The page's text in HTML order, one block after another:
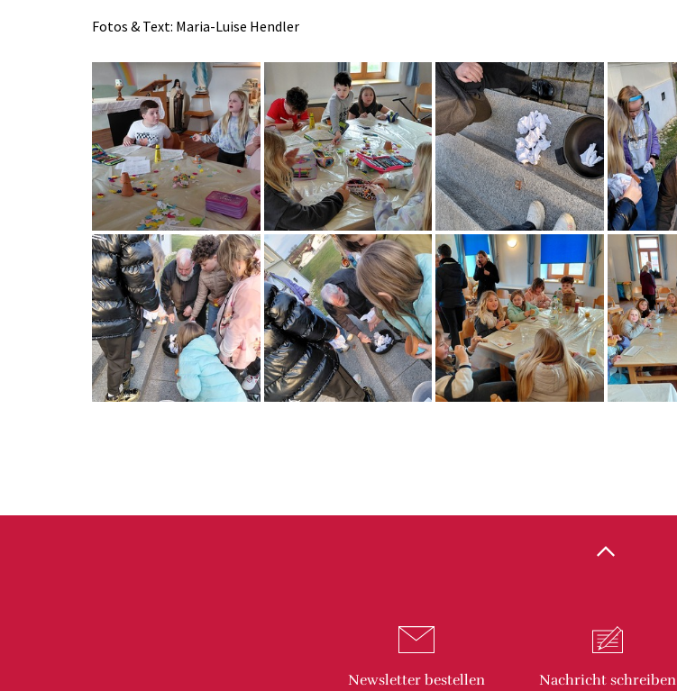
Fotos & Text: Maria-Luise Hendler
Newsletter bestellen Nachricht schreiben